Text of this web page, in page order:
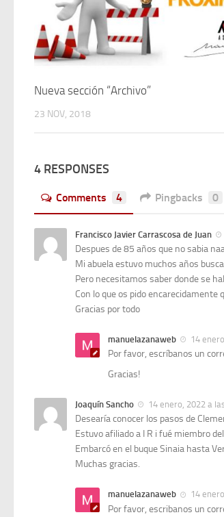
Nueva sección “Archivo”
23 NOV, 2018
4 RESPONSES
Comments 4 Pingbacks 0
Francisco Javier Carrascosa de Juan
Despues de 85 años que no sabia
Mi abuela estuvo muchos años
Pero necesitamos saber donde se
Con lo que os pido
Gracias por todo
manuelazanaweb 14
Por favor, escríbanos un
Gracias!
Joaquín Sancho 14 enero, 2022 a
Desearía conocer los pasos de
Estuvo afiliado a I R i fué miembro
Embarcó en el buque Sinaia hasta
Muchas gracias.
manuelazanaweb 14
Por favor, escribanos un